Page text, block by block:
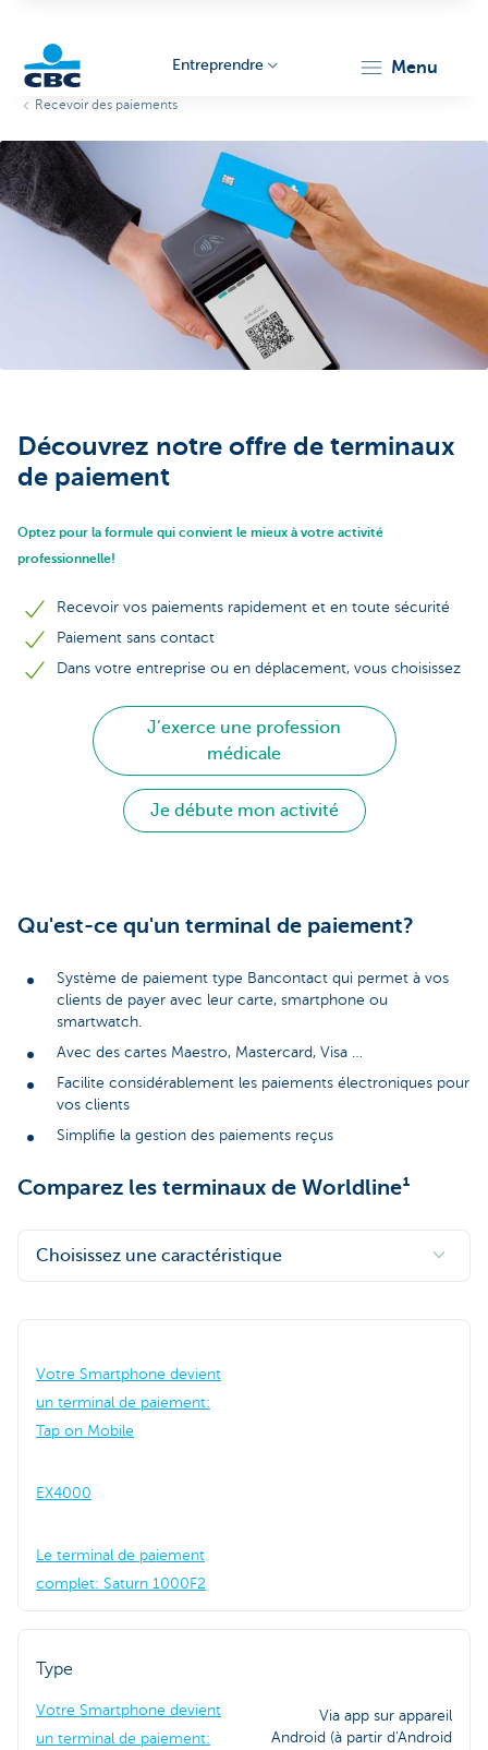
Entreprendre menu
Recevoir des paiements
Découvrez notre offre de terminaux
de paiement
Optez pour la formule qui convient le mieux à votre activité
professionnelle!
Recevoir vos paiements rapidement et en toute sécurité
Paiement sans contact
Dans votre entreprise ou en déplacement, vous choisissez
J’exerce une profession
médicale
Je débute mon activité
Qu'est-ce qu'un terminal de paiement?
Système de paiement type Bancontact qui permet à vos
clients de payer avec leur carte, smartphone ou
smartwatch.
Avec des cartes Maestro, Mastercard, Visa …
Facilite considérablement les paiements électroniques pour
vos clients
Simplifie la gestion des paiements reçus
Comparez les terminaux de Worldline¹
Choisissez une caractéristique
Votre Smartphone devient
un terminal de paiement:
Tap on Mobile
EX4000
Le terminal de paiement
complet: Saturn 1000F2
Type
Votre Smartphone devient
un terminal de paiement:
Via app sur appareil
Android (à partir d'Android